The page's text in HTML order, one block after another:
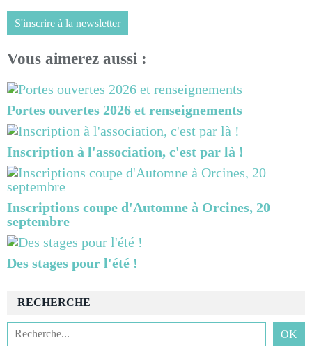
S'inscrire à la newsletter
Vous aimerez aussi :
Portes ouvertes 2026 et renseignements
Inscription à l'association, c'est par là !
Inscriptions coupe d'Automne à Orcines, 20
septembre
Des stages pour l'été !
RECHERCHE